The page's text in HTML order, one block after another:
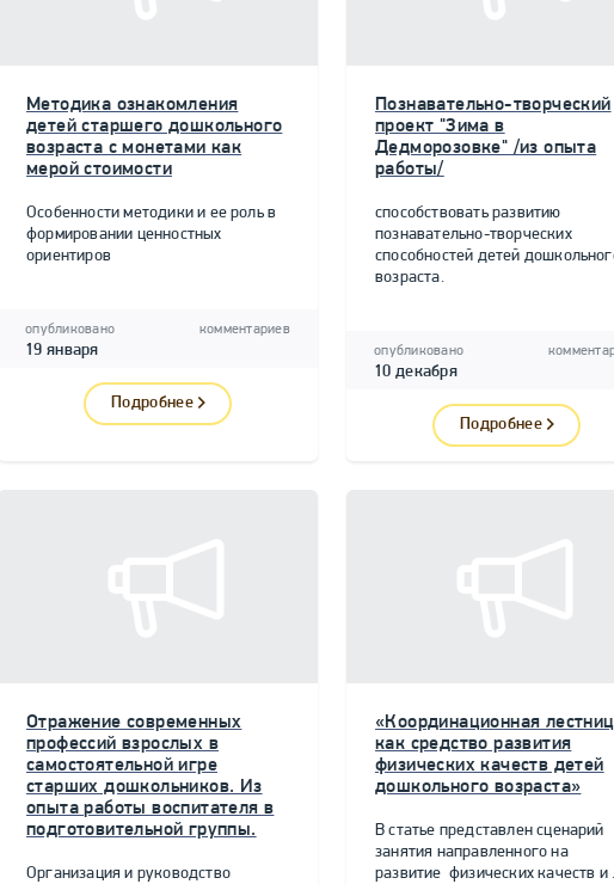
Методика ознакомления
детей старшего дошкольного
возраста с монетами как
мерой стоимости
Особенности методики и ее роль в
формировании ценностных
ориентиров
опубликовано
19 января
комментариев
Подробнее
Познавательно-творческий
проект "Зима в
Дедморозовке" /из опыта
работы/
способствовать развитию
познавательно-творческих
способностей детей
возраста.
опубликовано
10 декабря
Подробнее
Отражение современных
профессий взрослых в
самостоятельной игре
старших дошкольников. Из
опыта работы воспитателя в
подготовительной группы.
Организация и руководство
«Координационная
как средство развития
физических качеств детей
дошкольного возраста»
В статье представлен сценарий
занятия направленного на
развитие физических качеств и